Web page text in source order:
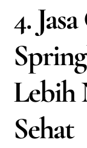
4.
Lebih
Sehat